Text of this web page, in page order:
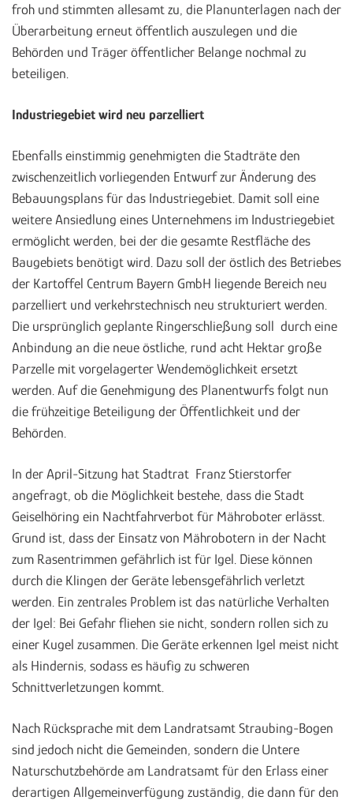
froh und stimmten allesamt zu, die Planunterlagen nach der
Überarbeitung erneut öffentlich auszulegen und die
Behörden und Träger öffentlicher Belange nochmal zu
beteiligen.
Industriegebiet wird neu parzelliert
Ebenfalls einstimmig genehmigten die Stadträte den
zwischenzeitlich vorliegenden Entwurf zur Änderung des
Bebauungsplans für das Industriegebiet. Damit soll eine
weitere Ansiedlung eines Unternehmens im Industriegebiet
ermöglicht werden, bei der die gesamte Restfläche des
Baugebiets benötigt wird. Dazu soll der östlich des Betriebes
der Kartoffel Centrum Bayern GmbH liegende Bereich neu
parzelliert und verkehrstechnisch neu strukturiert werden.
Die ursprünglich geplante Ringerschließung soll durch eine
Anbindung an die neue östliche, rund acht Hektar große
Parzelle mit vorgelagerter Wendemöglichkeit ersetzt
werden. Auf die Genehmigung des Planentwurfs folgt nun
die frühzeitige Beteiligung der Öffentlichkeit und der
Behörden.
In der April-Sitzung hat Stadtrat Franz Stierstorfer
angefragt, ob die Möglichkeit bestehe, dass die Stadt
Geiselhöring ein Nachtfahrverbot für Mähroboter erlässt.
Grund ist, dass der Einsatz von Mährobotern in der Nacht
zum Rasentrimmen gefährlich ist für Igel. Diese können
durch die Klingen der Geräte lebensgefährlich verletzt
werden. Ein zentrales Problem ist das natürliche Verhalten
der Igel: Bei Gefahr fliehen sie nicht, sondern rollen sich zu
einer Kugel zusammen. Die Geräte erkennen Igel meist nicht
als Hindernis, sodass es häufig zu schweren
Schnittverletzungen kommt.
Nach Rücksprache mit dem Landratsamt Straubing-Bogen
sind jedoch nicht die Gemeinden, sondern die Untere
Naturschutzbehörde am Landratsamt für den Erlass einer
derartigen Allgemeinverfügung zuständig, die dann für den